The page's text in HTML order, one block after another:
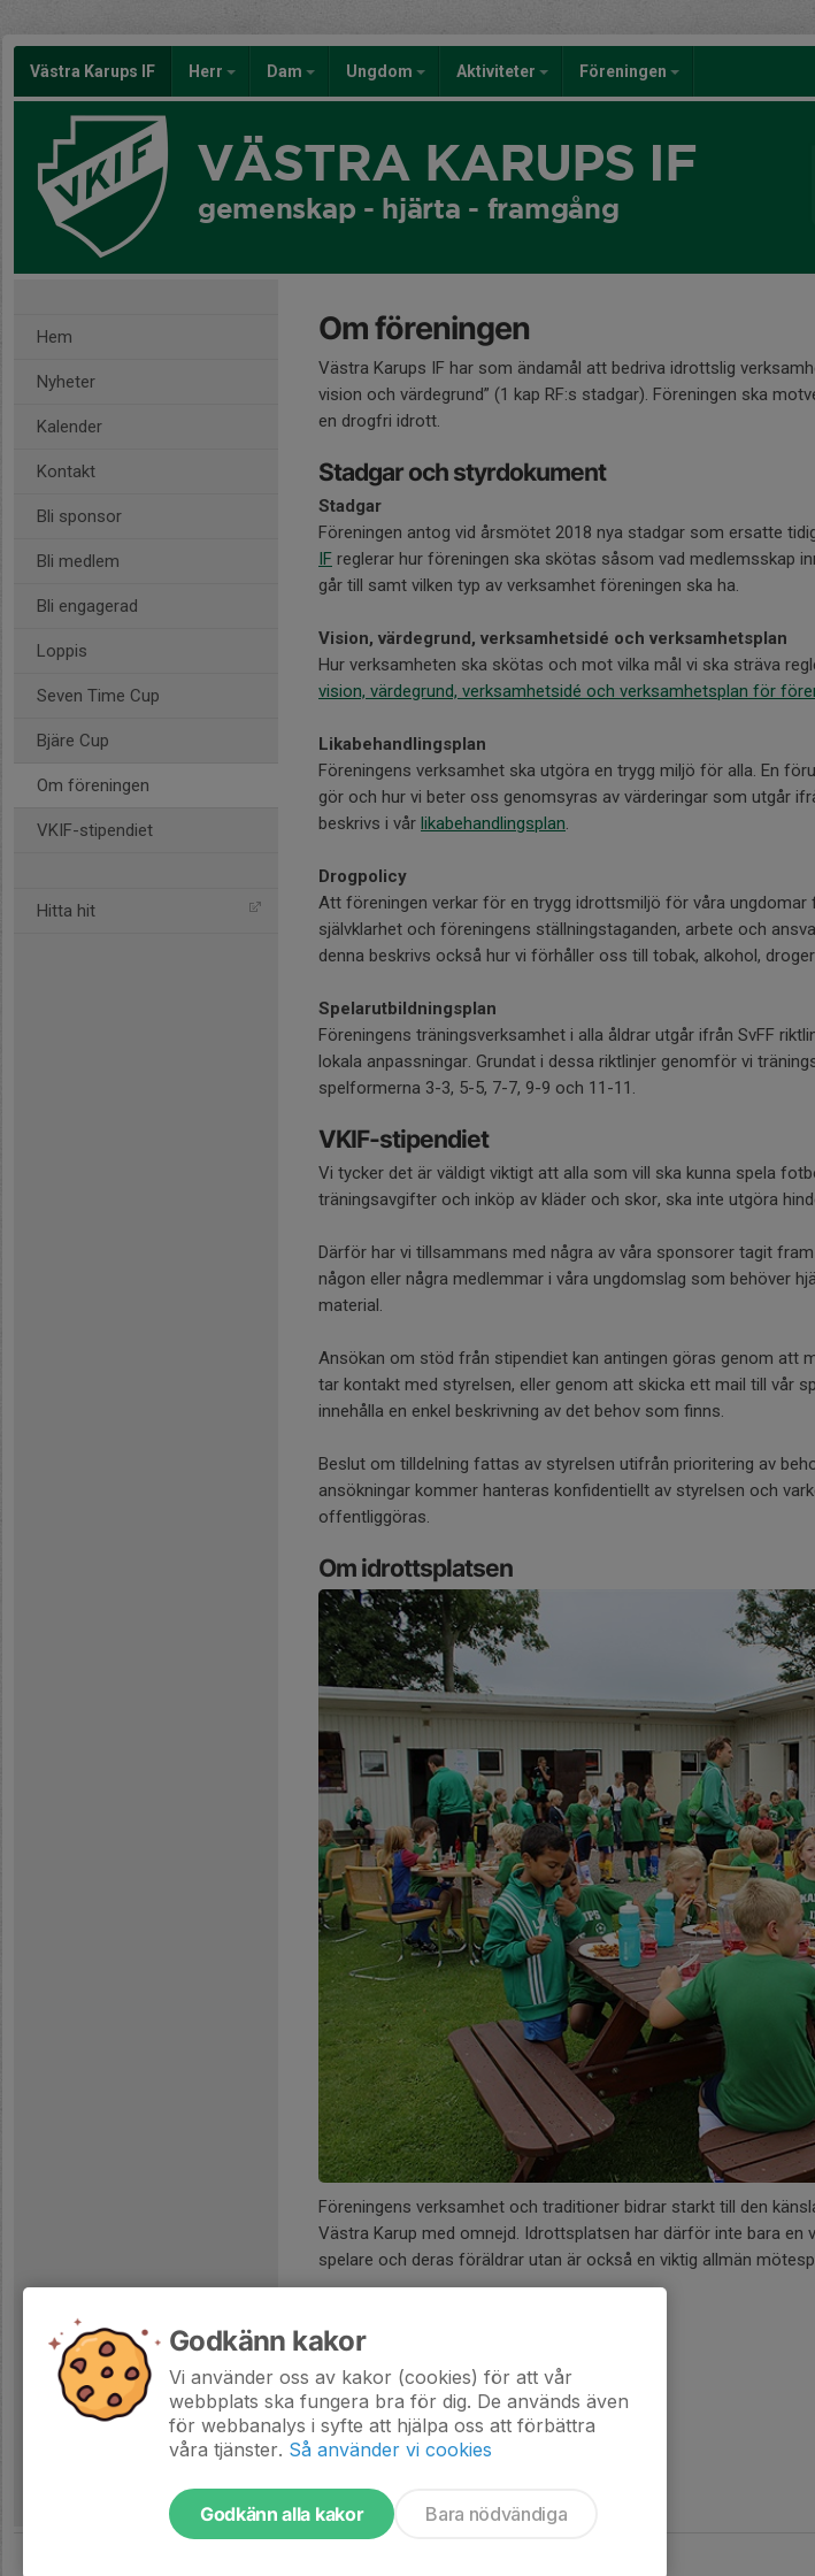
Västra Karups IF Herr Dam Ungdom Aktiviteter Föreningen
VÄSTRA KARUPS IF
gemenskap - hjärta - framgång
Hem
Nyheter
Kalender
Kontakt
Bli sponsor
Bli medlem
Bli engagerad
Loppis
Seven Time Cup
Bjäre Cup
Om föreningen
VKIF-stipendiet
Hitta hit
Om föreningen
Västra Karups IF har som ändamål att bedriva idrottslig
vision och värdegrund” (1 kap RF:s stadgar). Föreningen ska
en drogfri idrott.
Stadgar och styrdokument
Stadgar
Föreningen antog vid årsmötet 2018 nya stadgar som ersatte
IF reglerar hur föreningen ska skötas såsom vad medlemsskap
går till samt vilken typ av verksamhet föreningen ska ha.
Vision, värdegrund, verksamhetsidé och verksamhetsplan
Hur verksamheten ska skötas och mot vilka mål vi ska sträva
vision, värdegrund, verksamhetsidé och verksamhetsplan för
Likabehandlingsplan
Föreningens verksamhet ska utgöra en trygg miljö för alla. En
gör och hur vi beter oss genomsyras av värderingar som utgår
beskrivs i vår likabehandlingsplan.
Drogpolicy
Att föreningen verkar för en trygg idrottsmiljö för våra ungdomar
självklarhet och föreningens ställningstaganden, arbete och
denna beskrivs också hur vi förhåller oss till tobak, alkohol,
Spelarutbildningsplan
Föreningens träningsverksamhet i alla åldrar utgår ifrån SvFF
lokala anpassningar. Grundat i dessa riktlinjer genomför vi
spelformerna 3-3, 5-5, 7-7, 9-9 och 11-11.
VKIF-stipendiet
Vi tycker det är väldigt viktigt att alla som vill ska kunna spela
träningsavgifter och inköp av kläder och skor, ska inte utgöra
Därför har vi tillsammans med några av våra sponsorer tagit
någon eller några medlemmar i våra ungdomslag som behöver
material.
Ansökan om stöd från stipendiet kan antingen göras genom att
tar kontakt med styrelsen, eller genom att skicka ett mail till vår
innehålla en enkel beskrivning av det behov som finns.
Beslut om tilldelning fattas av styrelsen utifrån prioritering av
ansökningar kommer hanteras konfidentiellt av styrelsen och
offentliggöras.
Om idrottsplatsen
Föreningens verksamhet och traditioner bidrar starkt till den
Västra Karup med omnejd. Idrottsplatsen har därför inte bara
spelare och deras föräldrar utan är också en viktig allmän
Godkänn kakor
Vi använder oss av kakor (cookies) för att vår
webbplats ska fungera bra för dig. De används även
för webbanalys i syfte att hjälpa oss att förbättra
våra tjänster. Så använder vi cookies
Godkänn alla kakor Bara nödvändiga